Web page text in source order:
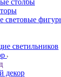
столбы
световые
светильников
декор